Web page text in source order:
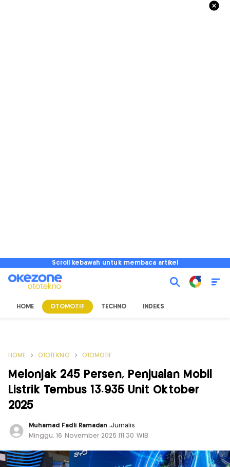
Scroll kebawah untuk membaca artikel
HOME OTOMOTIF TECHNO INDEKS
HOME OTOTEKNO OTOMOTIF
Melonjak 245 Persen, Penjualan Mobil
Listrik Tembus 13.935 Unit Oktober
2025
Muhamad Fadli Ramadan,Jurnalis
Minggu, 16 November 2025 |11:30 WIB